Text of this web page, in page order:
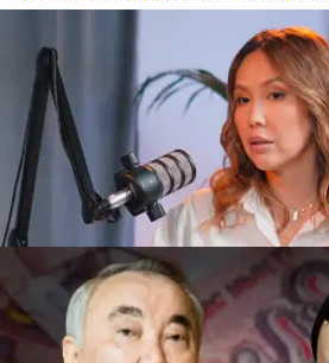
на 25 миллионов“: